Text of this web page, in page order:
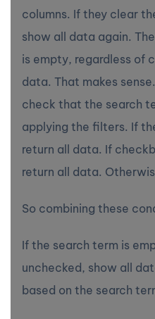
columns. If they clear
show all data again.
is empty, regardless of
data. That makes
check that the search
applying the filters. If
return all data. If
return all data.
So combining these
If the search term is
unchecked, show all
based on the search